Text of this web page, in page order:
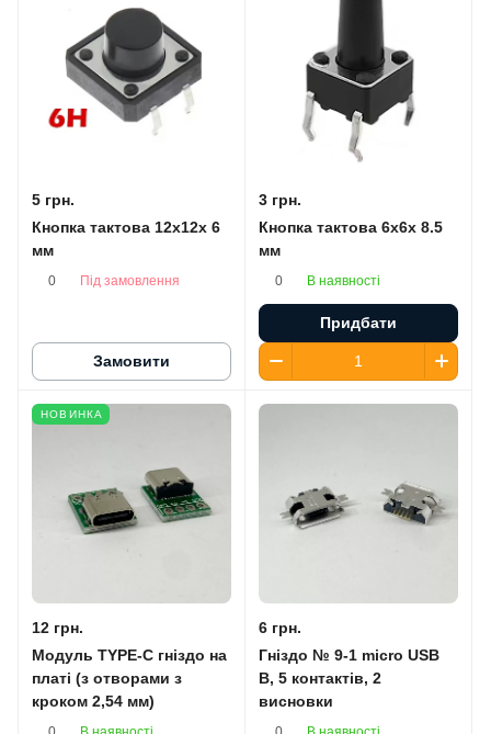
5 грн.
Кнопка тактова 12x12x 6
мм
0 Під замовлення
Замовити
3 грн.
Кнопка тактова 6x6x 8.5
мм
0 В наявності
Придбати
НОВИНКА
12 грн.
Модуль TYPE-C гніздо на
платі (з отворами з
кроком 2,54 мм)
6 грн.
Гніздо № 9-1 micro USB
B, 5 контактів, 2
висновки